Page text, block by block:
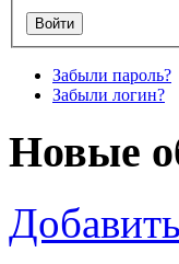
Забыли пароль?
Забыли логин?
Новые